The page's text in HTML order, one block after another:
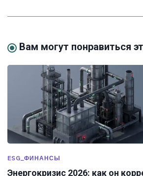
Вам могут понравиться
ESG_ФИНАНСЫ
Энергокризис 2026: как он